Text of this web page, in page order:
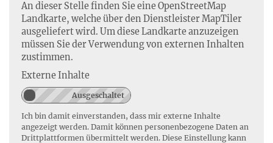
An dieser Stelle finden Sie eine OpenStreetMap
Landkarte, welche über den Dienstleister MapTiler
ausgeliefert wird. Um diese Landkarte anzuzeigen
müssen Sie der Verwendung von externen Inhalten
zustimmen.
Externe Inhalte
Ich bin damit einverstanden, dass mir externe Inhalte
angezeigt werden. Damit können personenbezogene Daten an
Drittplattformen übermittelt werden. Diese Einstellung kann